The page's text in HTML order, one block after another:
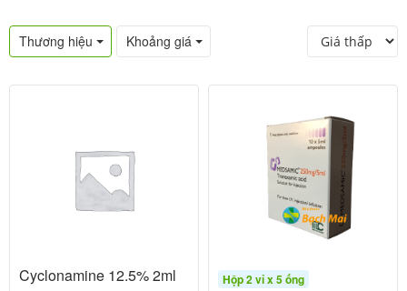
Thương hiệu Khoảng giá
Cyclonamine 12.5% 2ml Hộp 2 vỉ x 5 ống